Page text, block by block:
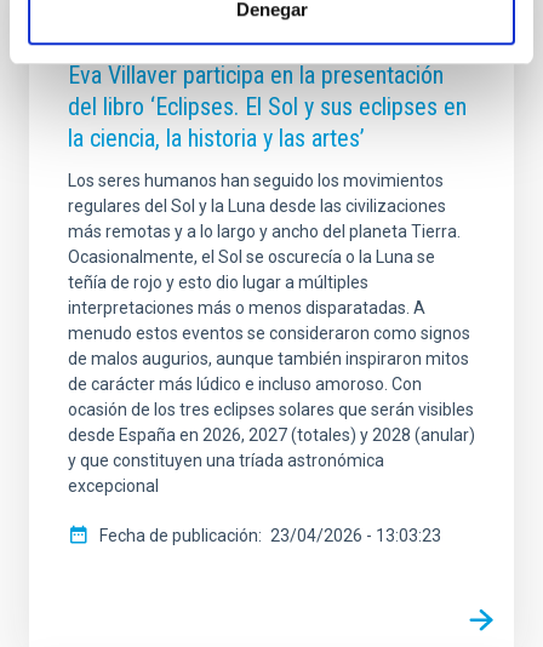
Denegar
Eva Villaver participa en la presentación
del libro ‘Eclipses. El Sol y sus eclipses en
la ciencia, la historia y las artes’
Los seres humanos han seguido los movimientos
regulares del Sol y la Luna desde las civilizaciones
más remotas y a lo largo y ancho del planeta Tierra.
Ocasionalmente, el Sol se oscurecía o la Luna se
teñía de rojo y esto dio lugar a múltiples
interpretaciones más o menos disparatadas. A
menudo estos eventos se consideraron como signos
de malos augurios, aunque también inspiraron mitos
de carácter más lúdico e incluso amoroso. Con
ocasión de los tres eclipses solares que serán visibles
desde España en 2026, 2027 (totales) y 2028 (anular)
y que constituyen una tríada astronómica
excepcional
Fecha de publicación 23/04/2026 - 13:03:23